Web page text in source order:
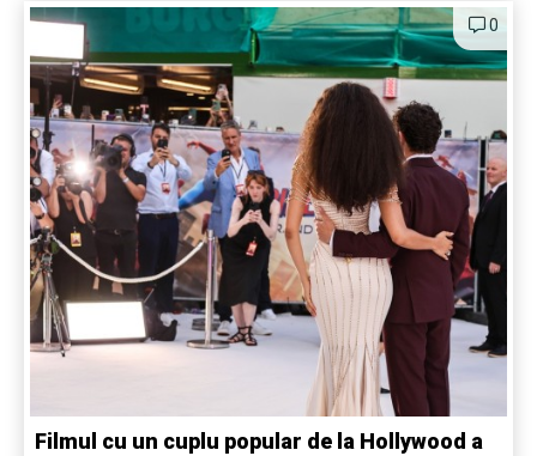
0
Filmul cu un cuplu popular de la Hollywood a